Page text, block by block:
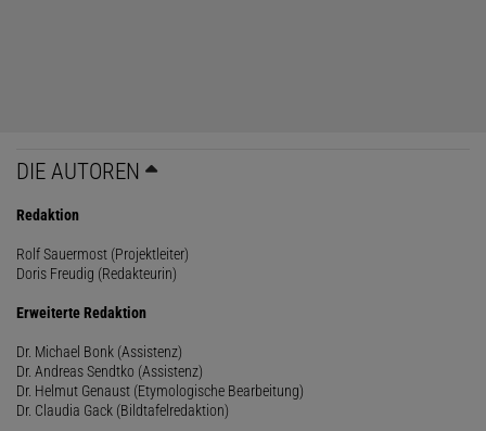
DIE AUTOREN
Redaktion
Rolf Sauermost (Projektleiter)
Doris Freudig (Redakteurin)
Erweiterte Redaktion
Dr. Michael Bonk (Assistenz)
Dr. Andreas Sendtko (Assistenz)
Dr. Helmut Genaust (Etymologische Bearbeitung)
Dr. Claudia Gack (Bildtafelredaktion)